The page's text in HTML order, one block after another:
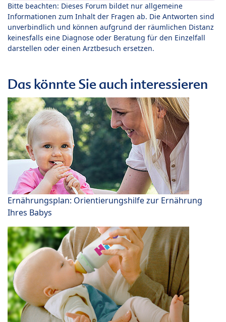
Bitte beachten: Dieses Forum bildet nur allgemeine
Informationen zum Inhalt der Fragen ab. Die Antworten sind
unverbindlich und können aufgrund der räumlichen Distanz
keinesfalls eine Diagnose oder Beratung für den Einzelfall
darstellen oder einen Arztbesuch ersetzen.
Das könnte Sie auch interessieren
Ernährungsplan: Orientierungshilfe zur Ernährung
Ihres Babys